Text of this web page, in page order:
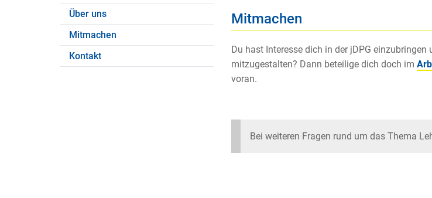
Über uns
Mitmachen
Kontakt
Mitmachen
Du hast Interesse dich in der jDPG
mitzugestalten? Dann beteilige dich doch im
voran.
Bei weiteren Fragen rund um das Thema